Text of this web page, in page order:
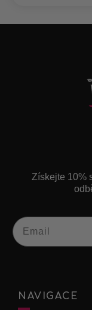
Získejte 10%
Email
NAVIGACE